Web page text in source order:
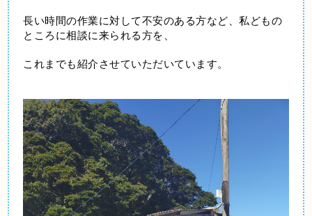
長い時間の作業に対して不安のある方など、私どもの
ところに相談に来られる方を、
これまでも紹介させていただいています。